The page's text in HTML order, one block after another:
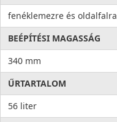
fenéklemezre és oldalfalra
BEÉPÍTÉSI MAGASSÁG
340 mm
ŰRTARTALOM
56 liter